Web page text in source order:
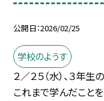
公開日 2026/02/25
学校のようす
２／２５（水）、３年
これまで学んだこと